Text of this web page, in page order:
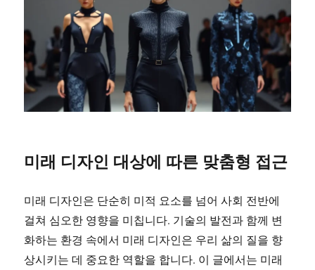
미래 디자인 대상에 따른 맞춤형 접근
미래 디자인은 단순히 미적 요소를 넘어 사회 전반에
걸쳐 심오한 영향을 미칩니다. 기술의 발전과 함께 변
화하는 환경 속에서 미래 디자인은 우리 삶의 질을 향
상시키는 데 중요한 역할을 합니다. 이 글에서는 미래